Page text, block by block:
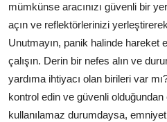
Klima & Konfor
Aydınlatma & Görüş
Şanzıman & Aktarma
Dizel Sistemler
mümkünse aracınızı güvenli bir
açın ve reflektörlerinizi
Unutmayın, panik halinde
çalışın. Derin bir nefes alın ve
yardıma ihtiyacı olan birileri var
kontrol edin ve güvenli
kullanılamaz durumdaysa,